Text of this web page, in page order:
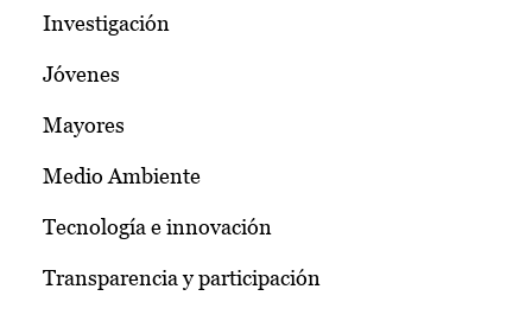
Investigación
Jóvenes
Mayores
Medio Ambiente
Tecnología e innovación
Transparencia y participación